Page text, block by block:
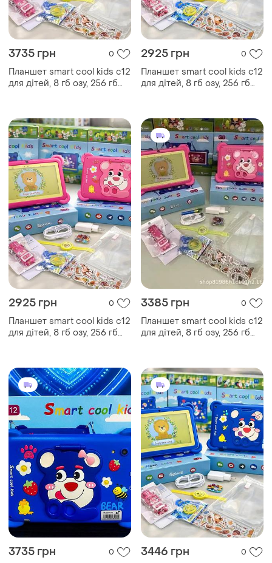
3735 грн 0
Планшет smart cool kids c12
для дітей, 8 гб озу, 256 гб
2925 грн 0
Планшет smart cool kids c12
для дітей, 8 гб озу, 256 гб
2925 грн 0
Планшет smart cool kids c12
для дітей, 8 гб озу, 256 гб
3385 грн 0
Планшет smart cool kids c12
для дітей, 8 гб озу, 256 гб
3735 грн 0 3446 грн 0